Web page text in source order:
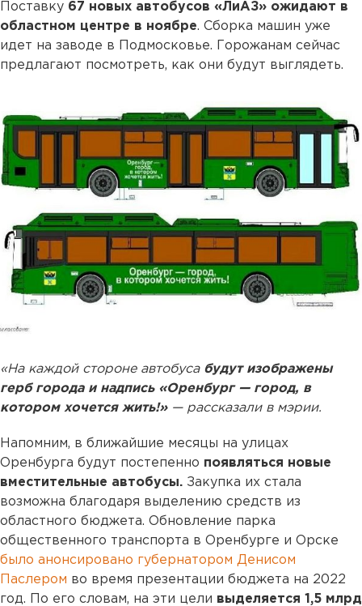
Поставку 67 новых автобусов «ЛиАЗ» ожидают в
областном центре в ноябре. Сборка машин уже
идет на заводе в Подмосковье. Горожанам сейчас
предлагают посмотреть, как они будут выглядеть.
«На каждой стороне автобуса будут изображены
герб города и надпись «Оренбург — город, в
котором хочется жить!»— рассказали в мэрии.
Напомним, в ближайшие месяцы на улицах
Оренбурга будут постепенно появляться новые
вместительные автобусы. Закупка их стала
возможна благодаря выделению средств из
областного бюджета. Обновление парка
общественного транспорта в Оренбурге и Орске
было анонсировано губернатором Денисом
Паслером во время презентации бюджета на 2022
год. По его словам, на эти цели выделяется 1,5 млрд